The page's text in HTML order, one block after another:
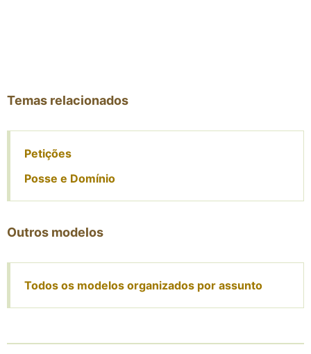
Temas relacionados
Petições
Posse e Domínio
Outros modelos
Todos os modelos organizados por assunto